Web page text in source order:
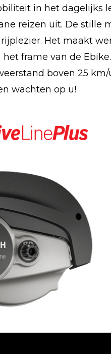
in het dagelijks
reizen uit. De stille
Het maakt
frame van de Ebike.
boven 25 km/
wachten op u!